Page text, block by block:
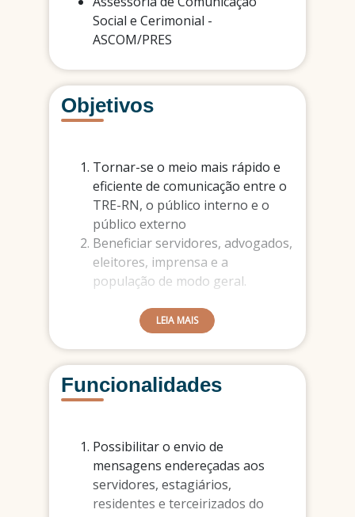
Social e Cerimonial -
ASCOM/PRES
Objetivos
Tornar-se o meio mais rápido e
eficiente de comunicação entre o
TRE-RN, o público interno e o
público externo
Beneficiar servidores, advogados,
eleitores, imprensa e a
população de modo geral.
LEIA MAIS
Funcionalidades
Possibilitar o envio de
mensagens endereçadas aos
servidores, estagiários,
residentes e terceirizados do